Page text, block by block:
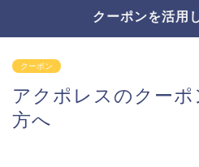
クーポンを活用
クーポン
アクポレスのクー
方へ